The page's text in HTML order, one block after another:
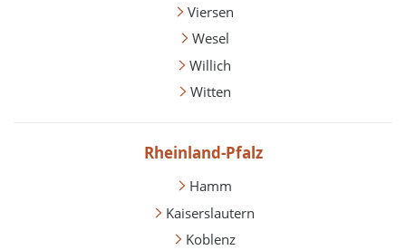
Viersen
Wesel
Willich
Witten
Rheinland-Pfalz
Hamm
Kaiserslautern
Koblenz